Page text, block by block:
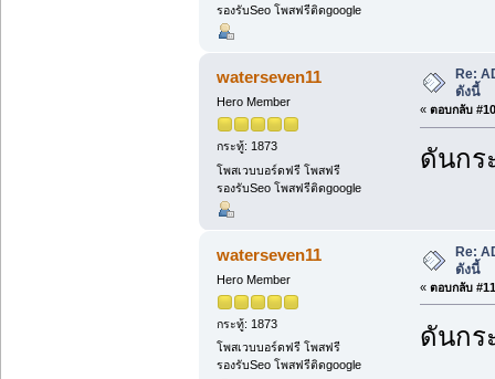
รองรับSeo โพสฟรีติดgoogle
waterseven11
Hero Member
กระทู้: 1873
โพสเวบบอร์ดฟรี โพสฟรี
รองรับSeo โพสฟรีติดgoogle
Re:
ดังนี้
« ตอบกลับ
ดันก
waterseven11
Hero Member
กระทู้: 1873
โพสเวบบอร์ดฟรี โพสฟรี
รองรับSeo โพสฟรีติดgoogle
Re:
ดังนี้
« ตอบกลับ
ดันก